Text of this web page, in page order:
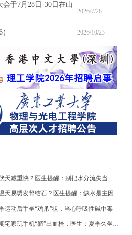
于7月28日-30日在山
2026/7/28
2026/10/23
天减重快？医生提醒：别把水分流失当成减脂
天易诱发肾结石？医生提醒：缺水是主因
运动后手呈“鸡爪”状，当心呼吸性碱中毒
宅家玩手机“躺”出血栓，医生：夏季久坐风险高